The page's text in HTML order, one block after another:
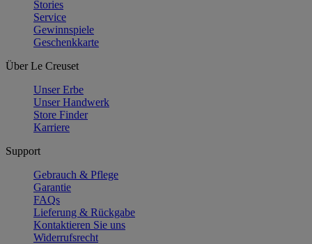
Stories
Service
Gewinnspiele
Geschenkkarte
Über Le Creuset
Unser Erbe
Unser Handwerk
Store Finder
Karriere
Support
Gebrauch & Pflege
Garantie
FAQs
Lieferung & Rückgabe
Kontaktieren Sie uns
Widerrufsrecht